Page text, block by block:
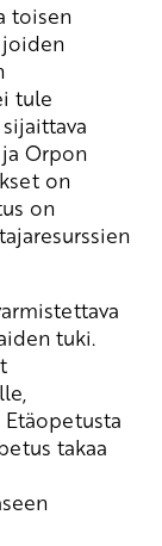
toisen
tule
Orpon
on
on
tuki.
takaa